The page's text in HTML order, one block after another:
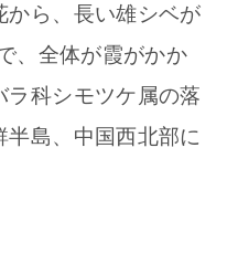
から、長い雄シベが
、全体が霞がかか
ラ科シモツケ属の落
島、中国西北部に